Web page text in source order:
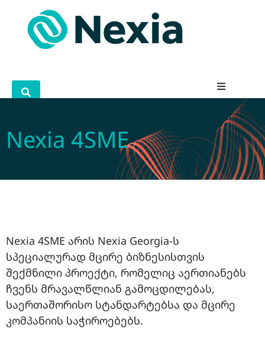
Nexia 4SME
Nexia 4SME არის Nexia Georgia-ს
სპეციალურად მცირე ბიზნესისთვის
შექმნილი პროექტი, რომელიც აერთიანებს
ჩვენს მრავალწლიან გამოცდილებას,
საერთაშორისო სტანდარტებსა და მცირე
კომპანიის საჭიროებებს.